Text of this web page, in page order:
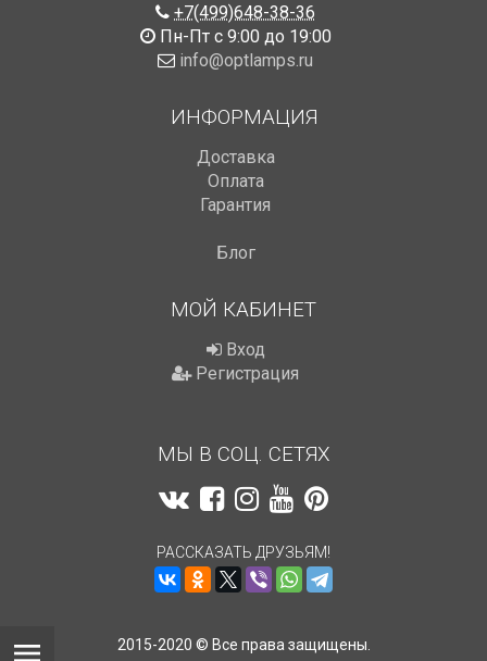
+7(499)648-38-36
Пн-Пт с 9:00 до 19:00
info@optlamps.ru
ИНФОРМАЦИЯ
Доставка
Оплата
Гарантия
Блог
МОЙ КАБИНЕТ
Вход
Регистрация
МЫ В СОЦ. СЕТЯХ
РАССКАЗАТЬ ДРУЗЬЯМ!
2015-2020 © Все права защищены.